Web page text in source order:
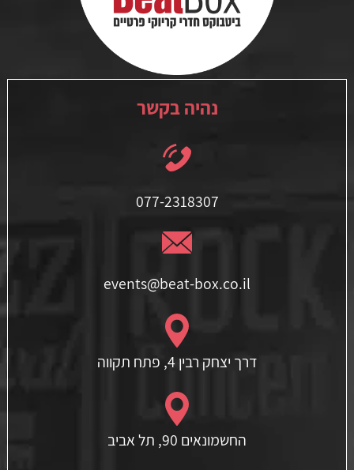
נהיה בקשר
077-2318307
events@beat-box.co.il
דרך יצחק רבין 4, פתח תקווה
החשמונאים 90, תל אביב